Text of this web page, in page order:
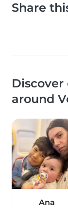
Share
around
Ana